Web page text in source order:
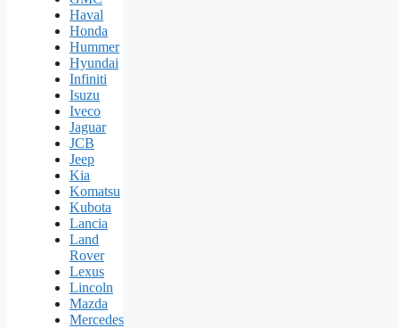
Haval
Honda
Hummer
Hyundai
Infiniti
Isuzu
Iveco
Jaguar
JCB
Jeep
Kia
Komatsu
Kubota
Lancia
Land
Rover
Lexus
Lincoln
Mazda
Mercedes